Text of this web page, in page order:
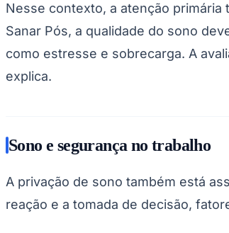
Nesse contexto, a atenção primária
Sanar Pós, a qualidade do sono
como estresse e sobrecarga. A
explica.
Sono e segurança no trabalho
A privação de sono também está
reação e a tomada de decisão,